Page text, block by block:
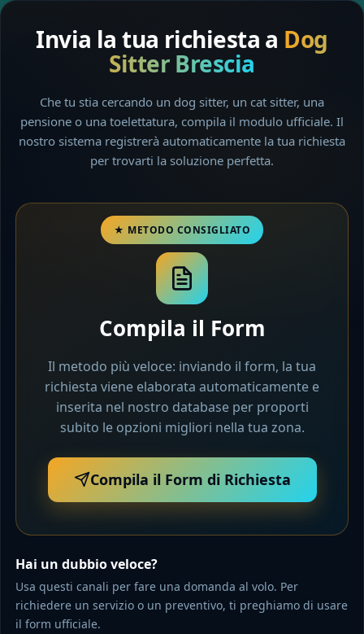
Invia la tua richiesta a Dog
Sitter Brescia
Che tu stia cercando un dog sitter, un cat sitter, una
pensione o una toelettatura, compila il modulo ufficiale. Il
nostro sistema registrerà automaticamente la tua richiesta
per trovarti la soluzione perfetta.
Compila il Form
Il metodo più veloce: inviando il form, la tua
richiesta viene elaborata automaticamente e
inserita nel nostro database per proporti
subito le opzioni migliori nella tua zona.
Compila il Form di Richiesta
Hai un dubbio veloce?
Usa questi canali per fare una domanda al volo. Per
richiedere un servizio o un preventivo, ti preghiamo di usare
il form ufficiale.